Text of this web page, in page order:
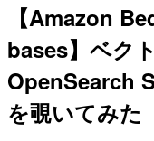
【Amazon
bases】ベク
OpenSearch
を覗いてみた